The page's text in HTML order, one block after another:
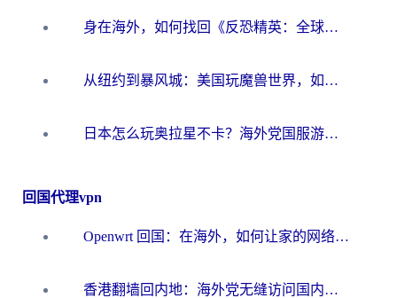
身在海外，如何找回《反恐精英：全球攻势》国服的丝滑手感？一份给你的终极指南
从纽约到暴风城：美国玩魔兽世界，如何找到你的最佳网络航线
日本怎么玩奥拉星不卡？海外党国服游戏加速器选择全攻略
回国代理vpn
Openwrt 回国：在海外，如何让家的网络触手可及
香港翻墙回内地：海外党无缝访问国内资源的加速器选择全攻略